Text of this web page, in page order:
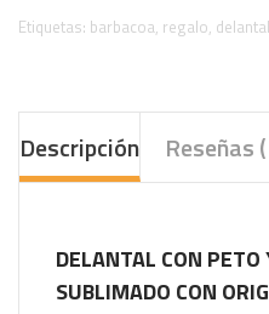
Etiquetas: barbacoa, regalo, delantal
Descripción Reseñas
DELANTAL CON
SUBLIMADO CON